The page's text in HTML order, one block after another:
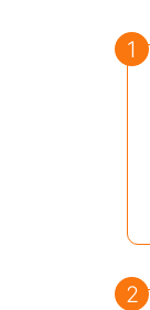
1
2